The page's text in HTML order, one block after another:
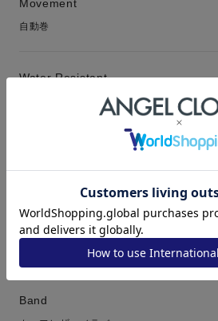
Movement
自動巻
Water Resistant
Lens
ミネラルガラス
Band